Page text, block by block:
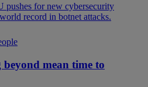
pushes for new cybersecurity
record in botnet attacks.
mean time to